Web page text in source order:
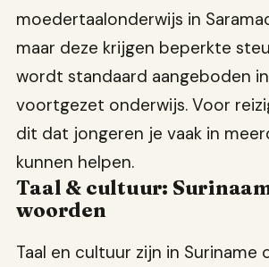
moedertaalonderwijs in
maar deze krijgen beperkte
wordt standaard aangeboden
voortgezet onderwijs. Voor
dit dat jongeren je vaak in
kunnen helpen.
Taal & cultuur:
woorden
Taal en cultuur zijn in Suriname